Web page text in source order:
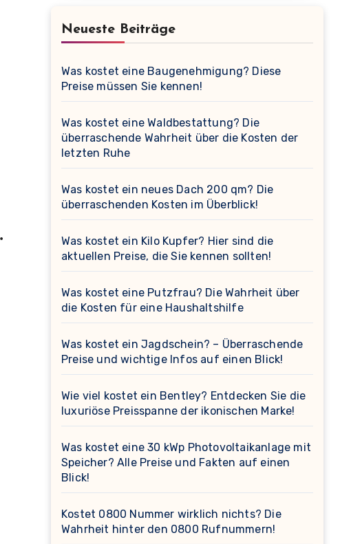
Neueste Beiträge
Was kostet eine Baugenehmigung? Diese
Preise müssen Sie kennen!
Was kostet eine Waldbestattung? Die
überraschende Wahrheit über die Kosten der
letzten Ruhe
Was kostet ein neues Dach 200 qm? Die
überraschenden Kosten im Überblick!
Was kostet ein Kilo Kupfer? Hier sind die
aktuellen Preise, die Sie kennen sollten!
Was kostet eine Putzfrau? Die Wahrheit über
die Kosten für eine Haushaltshilfe
Was kostet ein Jagdschein? – Überraschende
Preise und wichtige Infos auf einen Blick!
Wie viel kostet ein Bentley? Entdecken Sie die
luxuriöse Preisspanne der ikonischen Marke!
Was kostet eine 30 kWp Photovoltaikanlage mit
Speicher? Alle Preise und Fakten auf einen
Blick!
Kostet 0800 Nummer wirklich nichts? Die
Wahrheit hinter den 0800 Rufnummern!